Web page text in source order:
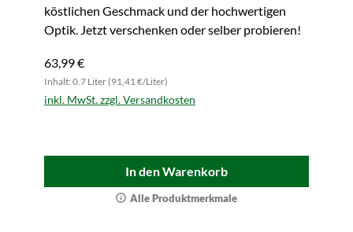
köstlichen Geschmack und der hochwertigen
Optik. Jetzt verschenken oder selber probieren!
63,99 €
Inhalt: 0.7 Liter (91,41 €/Liter)
inkl. MwSt. zzgl. Versandkosten
In den Warenkorb
Alle Produktmerkmale